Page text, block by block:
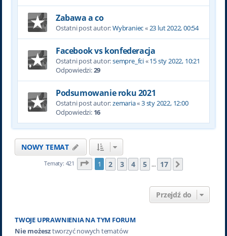
Zabawa a co
Ostatni post autor:Wybraniec«23 lut 2022, 00:54
Facebook vs konfederacja
Ostatni post autor:sempre_fci«15 sty 2022, 10:21
Odpowiedzi:29
Podsumowanie roku 2021
Ostatni post autor:zemaria«3 sty 2022, 12:00
Odpowiedzi: 16
NOWY TEMAT
Tematy: 421 Strona z 17
1 2 3 4 5 … 17
Przejdź do
TWOJE UPRAWNIENIA NA TYM FORUM
Nie możesztworzyć nowych tematów